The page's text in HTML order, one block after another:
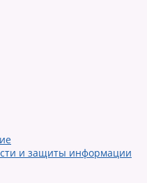
и защиты информации